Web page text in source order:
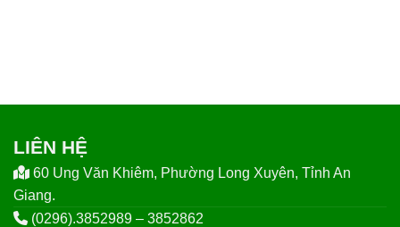
LIÊN HỆ
60 Ung Văn Khiêm, Phường Long Xuyên, Tỉnh An
Giang.
(0296).3852989 – 3852862